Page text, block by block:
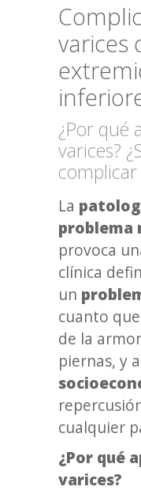
varices
¿Por qué
varices?
complicar
La
problema
provoca
clínica
un
cuanto
de la
piernas, y
cualquier
¿Por qué
varices?